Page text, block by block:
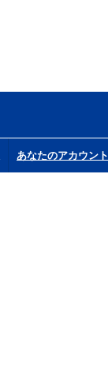
あなたのアカウント